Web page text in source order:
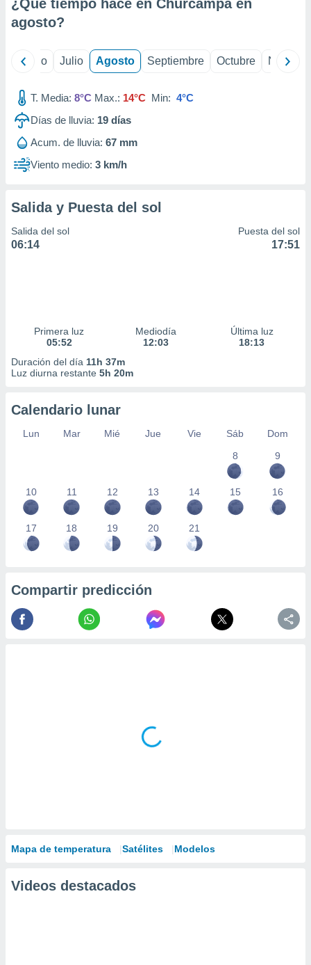
e
publicidad
publicidad
de
¿Qué tiempo hace en Churcampa en
agosto?
Junio Julio Agosto Septiembre Octubre
T. Media: 8°C Max.: 14°C Min: 4°C
Días de lluvia: 19 días
Acum. de lluvia: 67 mm
Viento medio: 3 km/h
Salida y Puesta del sol
Salida del sol
06:14
Puesta del sol
17:51
Primera luz
05:52
Mediodía
12:03
Última luz
18:13
Duración del día 11h 37m
Luz diurna restante 5h 20m
Calendario lunar
Lun Mar Mié Jue Vie Sáb
Dom
8
9
10 11 12 13 14 15 16
17 18 19 20 21
Compartir predicción
Mapa de temperatura Satélites Modelos
Videos destacados